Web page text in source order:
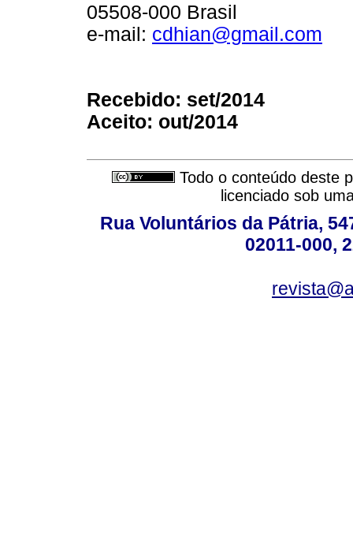
05508-000 Brasil
e-mail: cdhian@gmail.com
Recebido: set/2014
Aceito: out/2014
Todo o conteúdo deste
licenciado sob
Rua Voluntários da Pátria,
02011-000,